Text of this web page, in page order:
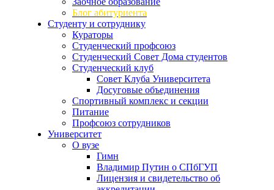
Блог абитуриента
Студенту и сотруднику
Кураторы
Студенческий профсоюз
Студенческий Совет Дома студентов
Студенческий клуб
Совет Клуба Университета
Досуговые объединения
Спортивный комплекс и секции
Питание
Профсоюз сотрудников
Университет
О вузе
Гимн
Владимир Путин о СПбГУП
Лицензия и свидетельство об